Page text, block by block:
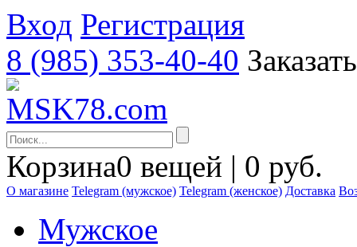
Вход Регистрация
8 (985) 353-40-40
Корзина0 вещей | 0 руб.
О магазине Telegram (мужское) Telegram (женское) Доставка
Мужское